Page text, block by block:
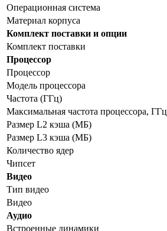
Операционная система
Материал корпуса
Комплект поставки и опции
Комплект поставки
Процессор
Процессор
Модель процессора
Частота (ГГц)
Максимальная частота процессора, ГГц
Размер L2 кэша (МБ)
Размер L3 кэша (МБ)
Количество ядер
Чипсет
Видео
Тип видео
Видео
Аудио
Встроенные динамики